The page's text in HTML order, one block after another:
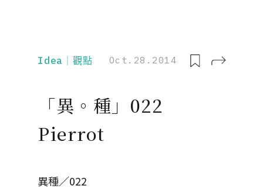
Idea｜觀點 Oct.28.2014
「異。種」022
Pierrot
異種／022